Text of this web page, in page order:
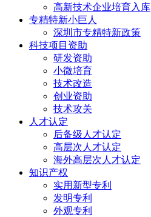
高新技术企业培育入库
专精特新小巨人
深圳市专精特新政策
科技项目资助
研发资助
小微培育
技术改造
创业资助
技术攻关
人才认定
后备级人才认定
高层次人才认定
海外高层次人才认定
知识产权
实用新型专利
发明专利
外观专利